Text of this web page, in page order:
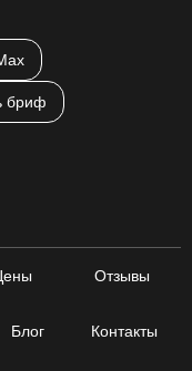
бриф
Отзывы
Блог Контакты